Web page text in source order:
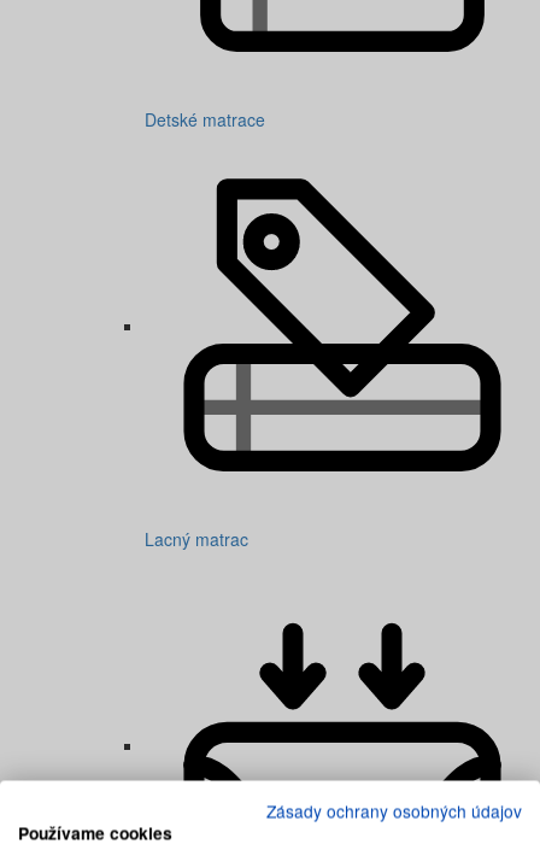
Detské matrace
Lacný matrac
Zásady ochrany osobných údajov
Používame cookies